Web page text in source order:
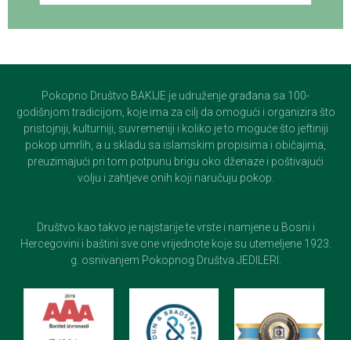
Pokopno Društvo BAKIJE je udruženje građana sa 100-
godišnjom tradicijom, koje ima za cilj da omogući i organizira što
pristojniji, kulturniji, suvremeniji i koliko je to moguće što jeftiniji
pokop umrlih, a u skladu sa islamskim propisima i običajima,
preuzimajući pri tom potpunu brigu oko dženaze i poštivajući
volju i zahtjeve onih koji naručuju pokop.
Društvo kao takvo je najstarije te vrste i namjene u Bosni i
Hercegovini i baštini sve one vrijednote koje su utemeljene 1923.
g. osnivanjem Pokopnog Društva JEDILERI.